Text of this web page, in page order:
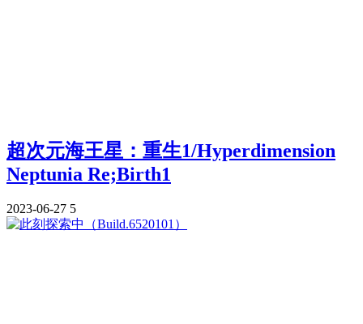
超次元海王星：重生1/Hyperdimension
Neptunia Re;Birth1
2023-06-27 5